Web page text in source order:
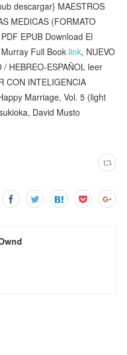
descargar} MAESTROS
MEDICAS (FORMATO
EPUB Download El
Full Book link, NUEVO
/ HEBREO-ESPAÑOL leer
CON INTELIGENCIA
Marriage, Vol. 5 (light
David Musto